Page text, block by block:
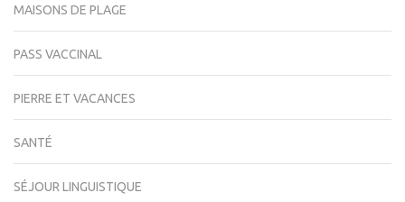
MAISONS DE PLAGE
PASS VACCINAL
PIERRE ET VACANCES
SANTÉ
SÉJOUR LINGUISTIQUE